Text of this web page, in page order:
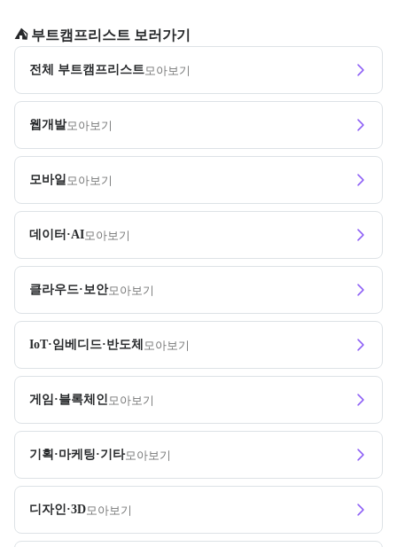
⛺️ 부트캠프리스트 보러가기
전체 부트캠프리스트모아보기
웹개발모아보기
모바일 모아보기
데이터·AI모아보기
클라우드·보안모아보기
IoT·임베디드·반도체 모아보기
게임·블록체인 모아보기
기획·마케팅·기타모아보기
디자인·3D모아보기